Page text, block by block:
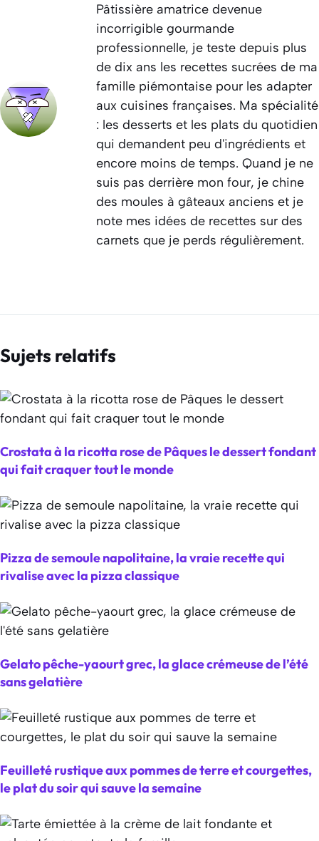
Pâtissière amatrice devenue
incorrigible gourmande
professionnelle, je teste depuis plus
de dix ans les recettes sucrées de ma
famille piémontaise pour les adapter
aux cuisines françaises. Ma spécialité
: les desserts et les plats du quotidien
qui demandent peu d'ingrédients et
encore moins de temps. Quand je ne
suis pas derrière mon four, je chine
des moules à gâteaux anciens et je
note mes idées de recettes sur des
carnets que je perds régulièrement.
Sujets relatifs
Crostata à la ricotta rose de Pâques le dessert fondant
qui fait craquer tout le monde
Pizza de semoule napolitaine, la vraie recette qui
rivalise avec la pizza classique
Gelato pêche-yaourt grec, la glace crémeuse de l’été
sans gelatière
Feuilleté rustique aux pommes de terre et courgettes,
le plat du soir qui sauve la semaine